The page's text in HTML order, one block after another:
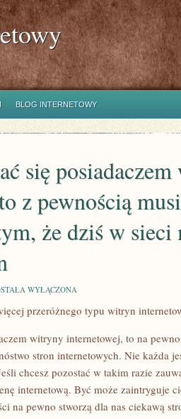
BLOG INTERNETOWY
się
z pewnością
że dziś w sieci
WYŁĄCZONA
przeróżnego typu witryn
witryny internetowej, to na
stron internetowych. Nie każda
chcesz pozostać w takim razie
internetową. Być może zaintryguje
na pewno stworzą dla nas ciekawą